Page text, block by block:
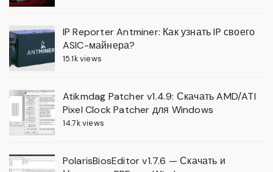
IP Reporter Antminer: Как узнать IP своего
ASIC-майнера?
15.1k views
Atikmdag Patcher v1.4.9: Скачать AMD/ATI
Pixel Clock Patcher для Windows
14.7k views
PolarisBiosEditor v1.7.6 — Скачать и